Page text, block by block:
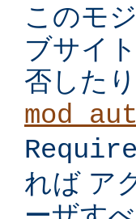
このモ
ブサイ
否した
れば ア